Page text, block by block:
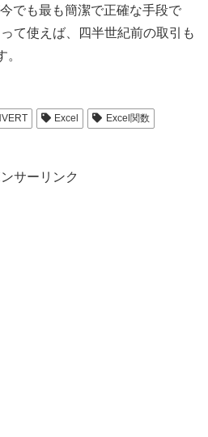
でも最も簡潔で正確な手段で
て使えば、四半世紀前の取引も
Excel
Excel関数
サーリンク